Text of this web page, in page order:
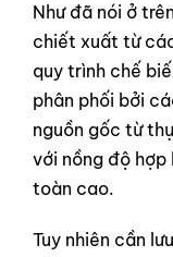
Như đã nói ở
chiết xuất từ
quy trình chế
phân phối bởi
nguồn gốc từ
với nồng độ hợp
toàn cao.
Tuy nhiên cần